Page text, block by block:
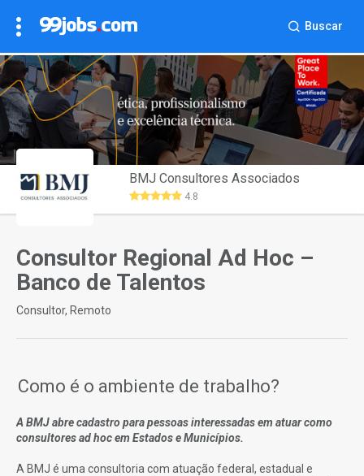
Buscar
BMJ Consultores Associados
4.8
Consultor Regional Ad Hoc –
Banco de Talentos
Consultor, Remoto
Como é o ambiente de trabalho?
A BMJ abre cadastro para pessoas interessadas em atuar como
consultores ad hoc em Estados e Municípios.
A BMJ é uma consultoria com atuação federal, estadual e